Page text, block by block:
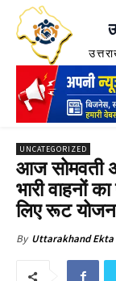
UNCATEGORIZED
आज सोमवती
भारी वाहनों
लिए रूट
By Uttarakhand Ekta